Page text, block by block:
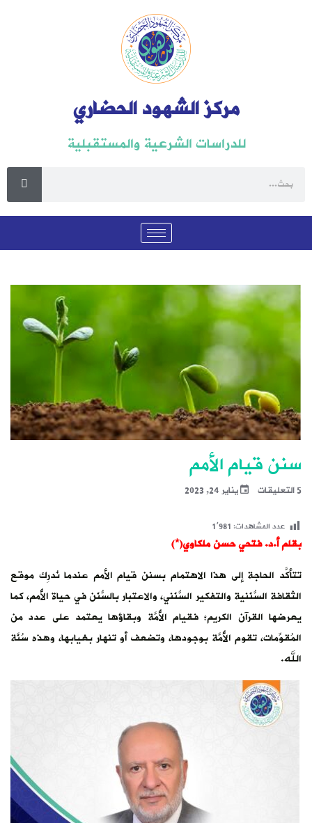
مركز الشهود الحضاري
للدراسات الشرعية والمستقبلية
سنن قيام الأمم
5 التعليقات يناير 24, 2023
عدد المشاهدات:1٬981
بقلم أ.د. فتحي حسن ملكاوي(*)
تتأكَّد الحاجة إلى هذا الاهتمام بسنن قيام الأمم عندما نُدرِك موقع
الثقافة السُّنَنية والتفكير السُّنَني، والاعتبار بالسُّنَن في حياة الأُمم، كما
يعرضها القرآن الكريم؛ فقيام الأُمَّة وبقاؤها يعتمد على عدد من
المُقوِّمات، تقوم الأُمَّة بوجودها، وتضعف أو تنهار بغيابها، وهذه سُنَّة
الله.